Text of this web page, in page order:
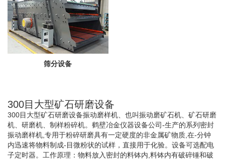
筛分设备
300目大型矿石研磨设备
300目大型矿石研磨设备振动磨样机、也叫振动磨矿石机、矿石研磨
机、研磨机、制样粉碎机。鹤壁冶金仪器设备公司-生产的系列密封
振动磨样机,专用于粉碎研磨具有一定硬度的非金属矿物质,在-分钟
内迅速将物料制成-目微粉状的试样，直接用于化验。设备可选配电
子定时器。工作原理：物料放入密封的料钵内,料钵内有破碎锤和破